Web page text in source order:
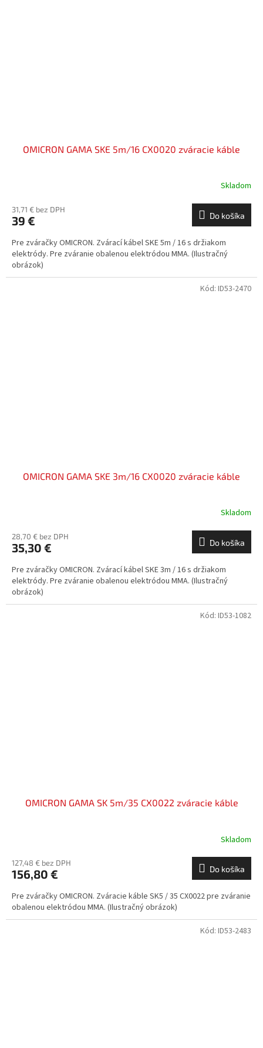
OMICRON GAMA SKE 5m/16 CX0020 zváracie káble
Skladom
31,71 € bez DPH
39 € Do košíka
Pre zváračky OMICRON. Zvárací kábel SKE 5m / 16 s držiakom
elektródy. Pre zváranie obalenou elektródou MMA. (Ilustračný
obrázok)
OMICRON GAMA SKE 3m/16 CX0020 zváracie káble
Skladom
28,70 € bez DPH
35,30 € Do košíka
Pre zváračky OMICRON. Zvárací kábel SKE 3m / 16 s držiakom
elektródy. Pre zváranie obalenou elektródou MMA. (Ilustračný
obrázok)
Kód: ID53-2470
OMICRON GAMA SK 5m/35 CX0022 zváracie káble
Skladom
127,48 € bez DPH
156,80 € Do košíka
Pre zváračky OMICRON. Zváracie káble SK5 / 35 CX0022 pre zváranie
obalenou elektródou MMA. (Ilustračný obrázok)
Kód: ID53-1082
Kód: ID53-2483